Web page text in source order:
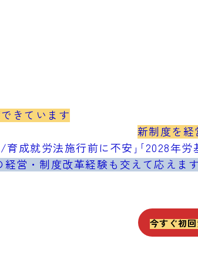
きています
新制度を経
成就労法施行前に不安｣｢2028年
経営・制度改革経験も交えて応えま
今すぐ初